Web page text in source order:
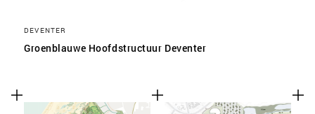
DEVENTER
Groenblauwe Hoofdstructuur Deventer